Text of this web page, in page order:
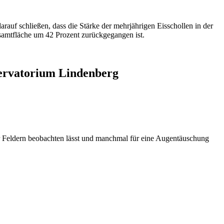
schließen, dass die Stärke der mehrjährigen Eisschollen in der
um 42 Prozent zurückgegangen ist.
Lindenberg
beobachten lässt und manchmal für eine Augentäuschung